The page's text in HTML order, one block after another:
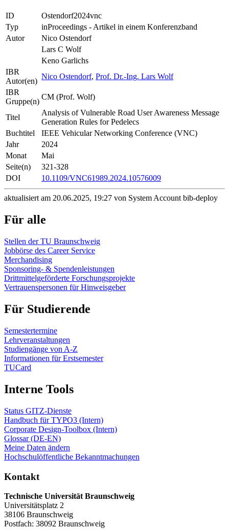
ID
Ostendorf2024vnc
Typ
inProceedings - Artikel in einem Konferenzband
Autor
Nico Ostendorf
Lars C Wolf
Keno Garlichs
IBR
Autor(en)
Nico Ostendorf, Prof. Dr.-Ing. Lars Wolf
IBR
Gruppe(n)
CM (Prof. Wolf)
Titel
Analysis of Vulnerable Road User Awareness Message
Generation Rules for Pedelecs
Buchtitel
IEEE Vehicular Networking Conference (VNC)
Jahr
2024
Monat
Mai
Seite(n)
321-328
DOI
10.1109/VNC61989.2024.10576009
aktualisiert am 20.06.2025, 19:27 von System Account bib-deploy
Für alle
Stellen der TU Braunschweig
Jobbörse des Career Service
Merchandising
Sponsoring- & Spendenleistungen
Drittmittelgeförderte Forschungsprojekte
Vertrauenspersonen für Hinweisgeber
Für Studierende
Semestertermine
Lehrveranstaltungen
Studiengänge von A-Z
Informationen für Erstsemester
TUCard
Interne Tools
Status GITZ-Dienste
Handbuch für TYPO3 (Intern)
Corporate Design-Toolbox (Intern)
Glossar (DE-EN)
Meine Daten ändern
Hochschulöffentliche Bekanntmachungen
Kontakt
Technische Universität Braunschweig
Universitätsplatz 2
38106 Braunschweig
Postfach: 38092 Braunschweig